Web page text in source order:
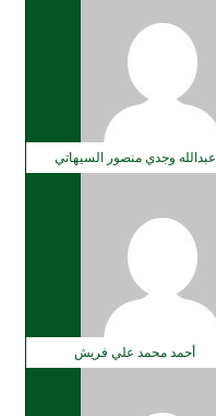
عبدالله وجدي منصور السيهاتي
أحمد محمد علي فريش